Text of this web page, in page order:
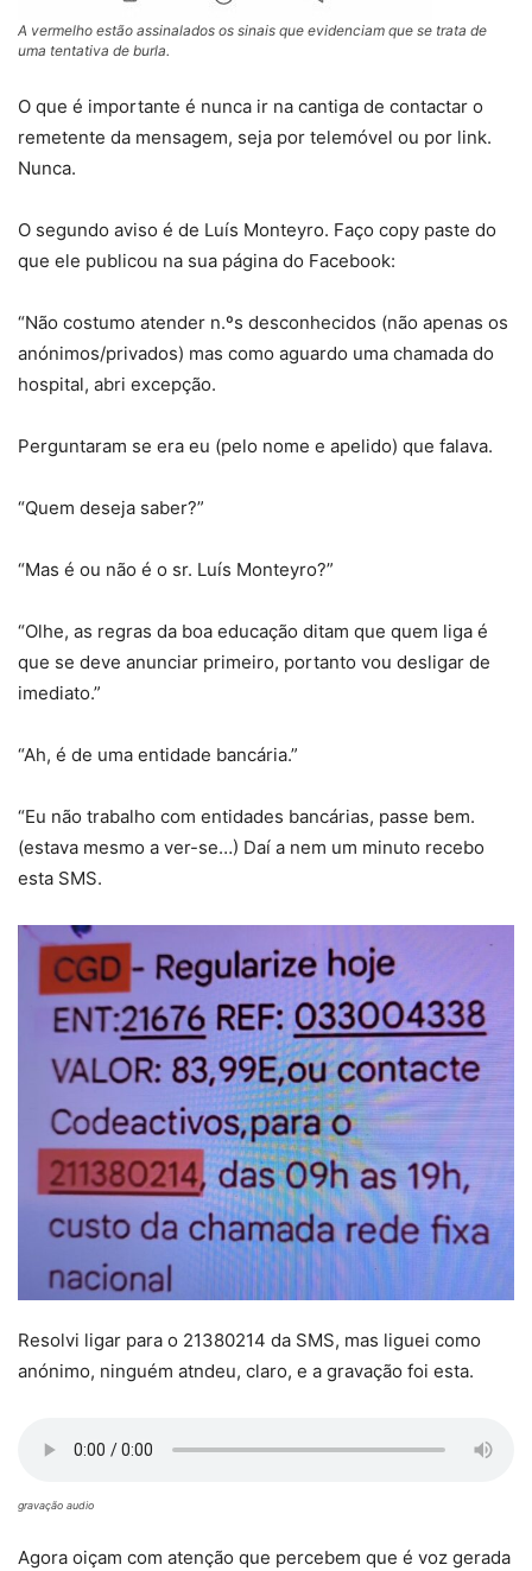
A vermelho estão assinalados os sinais que evidenciam que se trata de
uma tentativa de burla.
O que é importante é nunca ir na cantiga de contactar o
remetente da mensagem, seja por telemóvel ou por link.
Nunca.
O segundo aviso é de Luís Monteyro. Faço copy paste do
que ele publicou na sua página do Facebook:
“Não costumo atender n.ºs desconhecidos (não apenas os
anónimos/privados) mas como aguardo uma chamada do
hospital, abri excepção.
Perguntaram se era eu (pelo nome e apelido) que falava.
“Quem deseja saber?”
“Mas é ou não é o sr. Luís Monteyro?”
“Olhe, as regras da boa educação ditam que quem liga é
que se deve anunciar primeiro, portanto vou desligar de
imediato.”
“Ah, é de uma entidade bancária.”
“Eu não trabalho com entidades bancárias, passe bem.
(estava mesmo a ver-se…) Daí a nem um minuto recebo
esta SMS.
Resolvi ligar para o 21380214 da SMS, mas liguei como
anónimo, ninguém atndeu, claro, e a gravação foi esta.
gravação audio
Agora oiçam com atenção que percebem que é voz gerada